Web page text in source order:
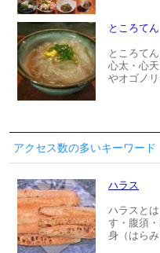
ところてん
ところて
心太・心
やオゴノリ
アクセス数の多いキーワード
ハラス
ハラスと
す・腹須
身（はらみ